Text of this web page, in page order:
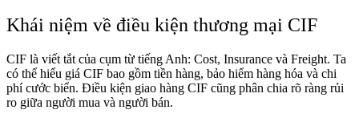
Khái niệm về điều kiện thương mại CIF
CIF là viết tắt của cụm từ tiếng Anh: Cost, Insurance và Freight. Ta
có thể hiểu giá CIF bao gồm tiền hàng, bảo hiểm hàng hóa và chi
phí cước biển. Điều kiện giao hàng CIF cũng phân chia rõ ràng rủi
ro giữa người mua và người bán.